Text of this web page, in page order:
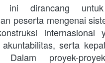
ini dirancang
peserta mengenai
internasional
serta
Dalam proyek-